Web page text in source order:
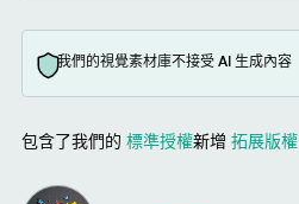
我們的視覺素材庫不接受 AI 生成內容
包含了我們的 標準授權新增 拓展版權